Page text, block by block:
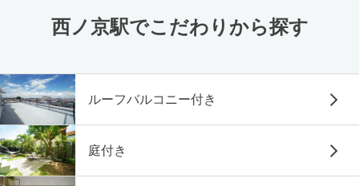
西ノ京駅でこだわりから探す
ルーフバルコニー付き
庭付き